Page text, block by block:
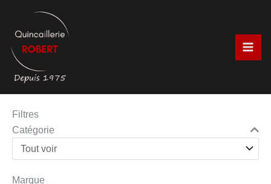
contenu
Filtres
Catégorie
Marque